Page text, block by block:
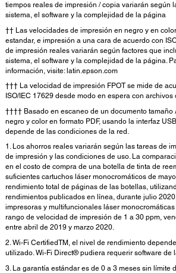
tiempos reales de impresión / copia variarán según
sistema, el software y la complejidad de la página
†† Las velocidades de impresión en negro y en
estandar, e impresión a una cara de acuerdo con
de impresión reales variarán según factores que
sistema, el software y la complejidad de la página.
información, visite: latin.epson.com
††† La velocidad de impresión FPOT se mide de
ISO/IEC 17629 desde modo en espera con
†††† Basado en escaneo de un documento tamaño
negro y color en formato PDF, usando la interfaz
depende de las condiciones de la red.
1. Los ahorros reales variarán según las tareas de
de impresión y las condiciones de uso. La
en el costo de compra de una botella de tinta de
suficientes cartuchos láser monocromáticos de
rendimiento total de páginas de las botellas,
rendimientos publicados en línea, durante julio
impresoras y multifuncionales láser
rango de velocidad de impresión de 1 a 30 ppm,
entre abril de 2019 y marzo 2020.
2. Wi-Fi CertifiedTM, el nivel de rendimiento
utilizado. Wi-Fi Direct® pudiera requerir software de
3. La garantía estándar es de 0 a 3 meses sin límite